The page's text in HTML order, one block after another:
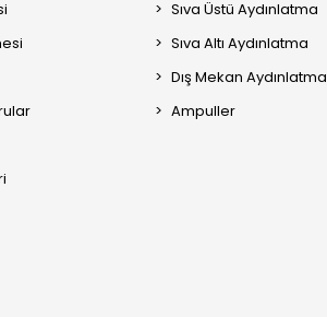
Sıva Üstü Aydınlatma
Sıva Altı Aydınlatma
Dış Mekan Aydınlatma
Ampuller